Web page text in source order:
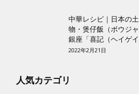
中華レシピ｜日本の
物・煲仔飯（ボウジ
銀座「喜記（ヘイゲ
2022年2月21日
人気カテゴリ